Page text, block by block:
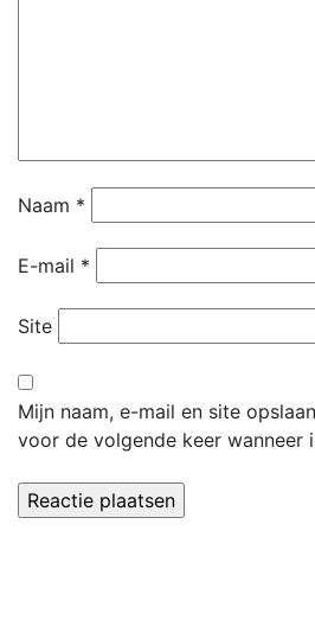
Naam *
E-mail *
Site
Mijn naam, e-mail en site
voor de volgende keer wanneer